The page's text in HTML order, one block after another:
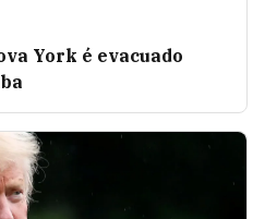
York é evacuado